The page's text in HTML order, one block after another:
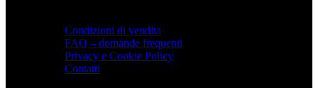
Condizioni di vendita
FAQ – domande frequenti
Privacy e Cookie Policy
Contatti